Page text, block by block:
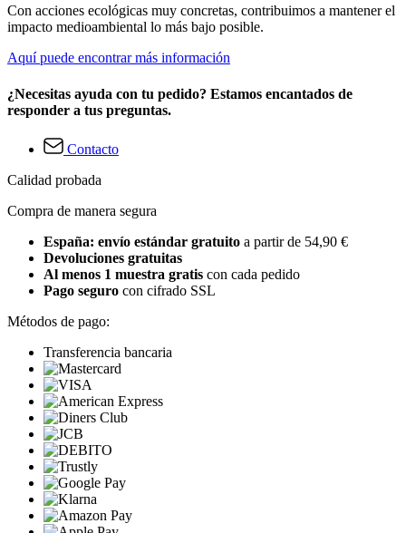
Con acciones ecológicas muy concretas, contribuimos a mantener el
impacto medioambiental lo más bajo posible.
Aquí puede encontrar más información
¿Necesitas ayuda con tu pedido? Estamos encantados de
responder a tus preguntas.
Contacto
Calidad probada
Compra de manera segura
España: envío estándar gratuito a partir de 54,90 €
Devoluciones gratuitas
Al menos 1 muestra gratis con cada pedido
Pago seguro con cifrado SSL
Métodos de pago:
Transferencia bancaria